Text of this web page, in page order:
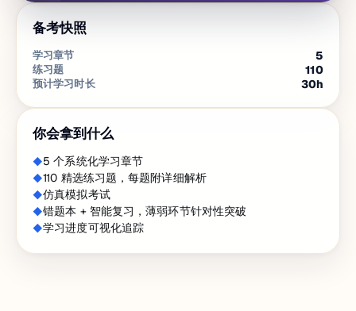
备考快照
学习章节 5
练习题 110
预计学习时长 30h
你会拿到什么
5 个系统化学习章节
110 精选练习题，每题附详细解析
仿真模拟考试
错题本 + 智能复习，薄弱环节针对性突破
学习进度可视化追踪